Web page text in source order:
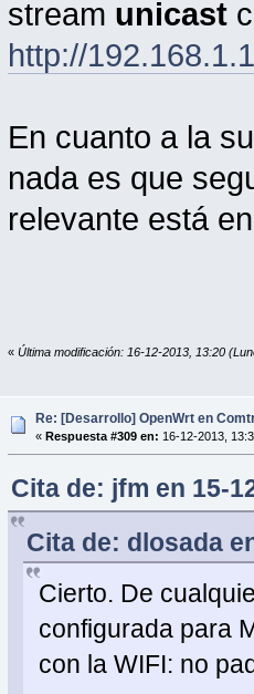
stream unicast
http://
En cuanto a la
nada es que
relevante está
« Última modificación: 16-12-2013, 13:20
Re: [Desarrollo] OpenWrt en
« Respuesta #309 en: 16-12-2013,
Cita de: jfm en 15-
Cita de: dlosada
Cierto. De
configurada para
con la WIFI: no